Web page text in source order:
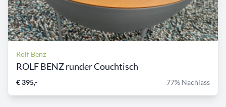
Rolf Benz
ROLF BENZ runder Couchtisch
€ 395,- 77% Nachlass